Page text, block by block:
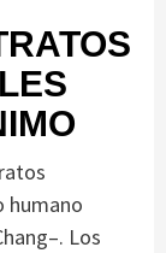
humano
Los